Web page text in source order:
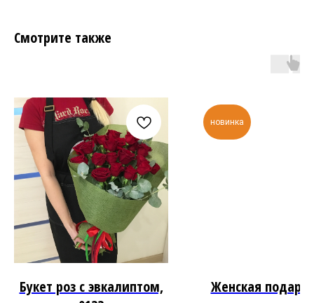
Смотрите также
Букет роз с эвкалиптом,
новинка
Женская